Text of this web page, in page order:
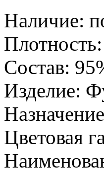
Наличие:
Плотность:
Состав:
Изделие:
Назначение
Цветовая